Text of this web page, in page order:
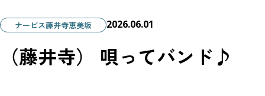
ナービス藤井寺恵美坂 2026.06.01
（藤井寺） 唄ってバンド♪